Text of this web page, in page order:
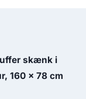
skænk i
160 x 78 cm